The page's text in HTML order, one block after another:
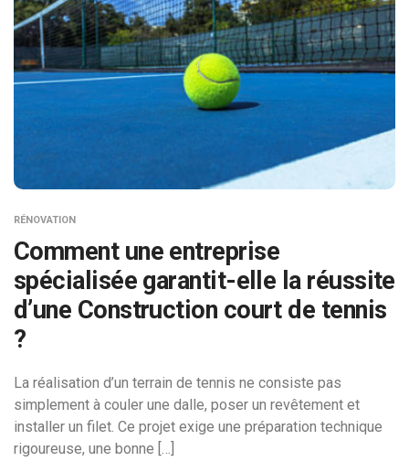
RÉNOVATION
Comment une entreprise
spécialisée garantit-elle la réussite
d’une Construction court de tennis
?
La réalisation d’un terrain de tennis ne consiste pas
simplement à couler une dalle, poser un revêtement et
installer un filet. Ce projet exige une préparation technique
rigoureuse, une bonne […]